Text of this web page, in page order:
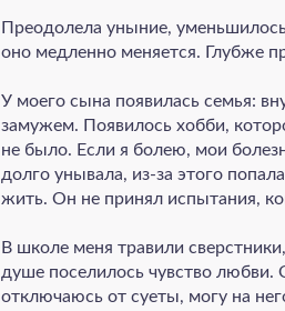
Преодолела уныние,
оно медленно меняется. Глубже
У моего сына появилась семья:
замужем. Появилось хобби,
не было. Если я болею, мои
долго унывала, из-за этого
жить. Он не принял испытания,
В школе меня травили
душе поселилось чувство
отключаюсь от суеты, могу на